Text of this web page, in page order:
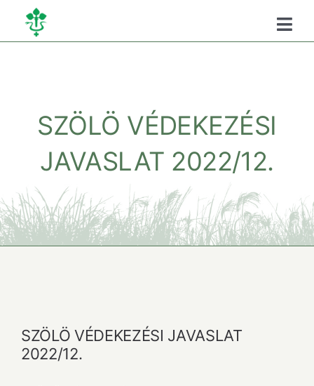
Kihagyás
Kamaráról
Oktatás
Szükséghelyzeti
SZÖLÖ VÉDEKEZÉSI
JAVASLAT 2022/12.
SZÖLÖ VÉDEKEZÉSI JAVASLAT
2022/12.